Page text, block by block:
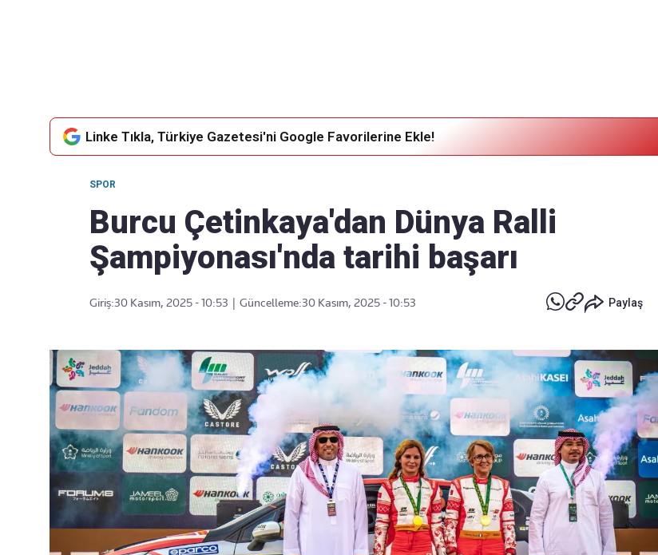
Linke Tıkla, Türkiye Gazetesi'ni Google Favorilerine Ekle!
SPOR
Burcu Çetinkaya'dan Dünya Ralli
Şampiyonası'nda tarihi başarı
Giriş:30 Kasım, 2025 - 10:53 Güncelleme:30 Kasım, 2025 - 10:53 Paylaş